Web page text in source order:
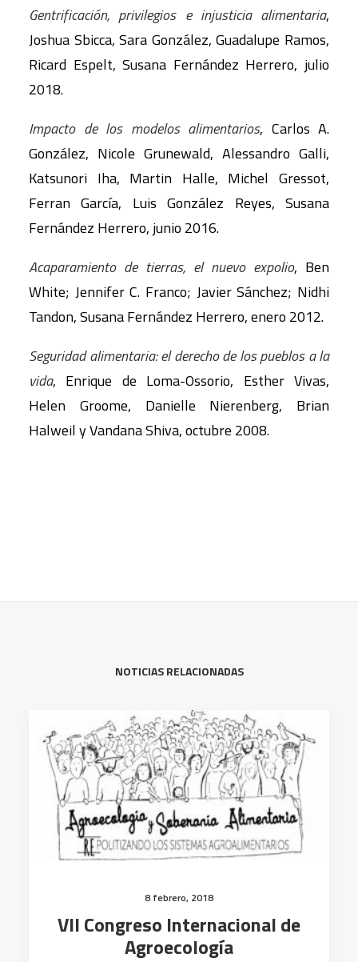
Gentrificación, privilegios e injusticia alimentaria,
Joshua Sbicca, Sara González, Guadalupe Ramos,
Ricard Espelt, Susana Fernández Herrero, julio
2018.
Impacto de los modelos alimentarios, Carlos A.
González, Nicole Grunewald, Alessandro Galli,
Katsunori Iha, Martin Halle, Michel Gressot,
Ferran García, Luis González Reyes, Susana
Fernández Herrero, junio 2016.
Acaparamiento de tierras, el nuevo expolio, Ben
White; Jennifer C. Franco; Javier Sánchez; Nidhi
Tandon, Susana Fernández Herrero, enero 2012.
Seguridad alimentaria: el derecho de los pueblos a la
vida, Enrique de Loma-Ossorio, Esther Vivas,
Helen Groome, Danielle Nierenberg, Brian
Halweil y Vandana Shiva, octubre 2008.
NOTICIAS RELACIONADAS
8 febrero, 2018
VII Congreso Internacional de
Agroecología